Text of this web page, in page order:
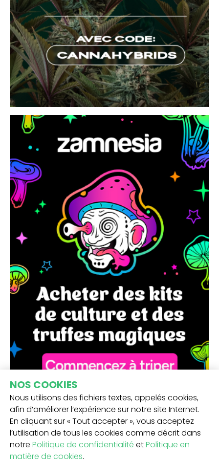
NOS COOKIES
Nous utilisons des fichiers textes, appelés cookies,
afin d’améliorer l’expérience sur notre site Internet.
En cliquant sur « Tout accepter », vous acceptez
l’utilisation de tous les cookies comme décrit dans
notre Politique de confidentialité etPolitique en
matière de cookies.